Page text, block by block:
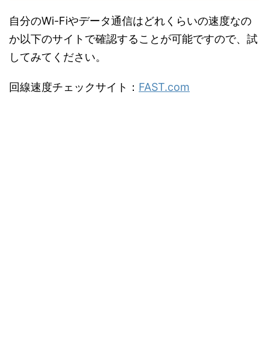
自分のWi-Fiやデータ通信はどれくらいの速度なの
か以下のサイトで確認することが可能ですので、試
してみてください。
回線速度チェックサイト： FAST.com